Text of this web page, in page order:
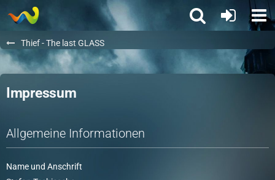
Thief - The last GLASS
Impressum
Allgemeine Informationen
Name und Anschrift